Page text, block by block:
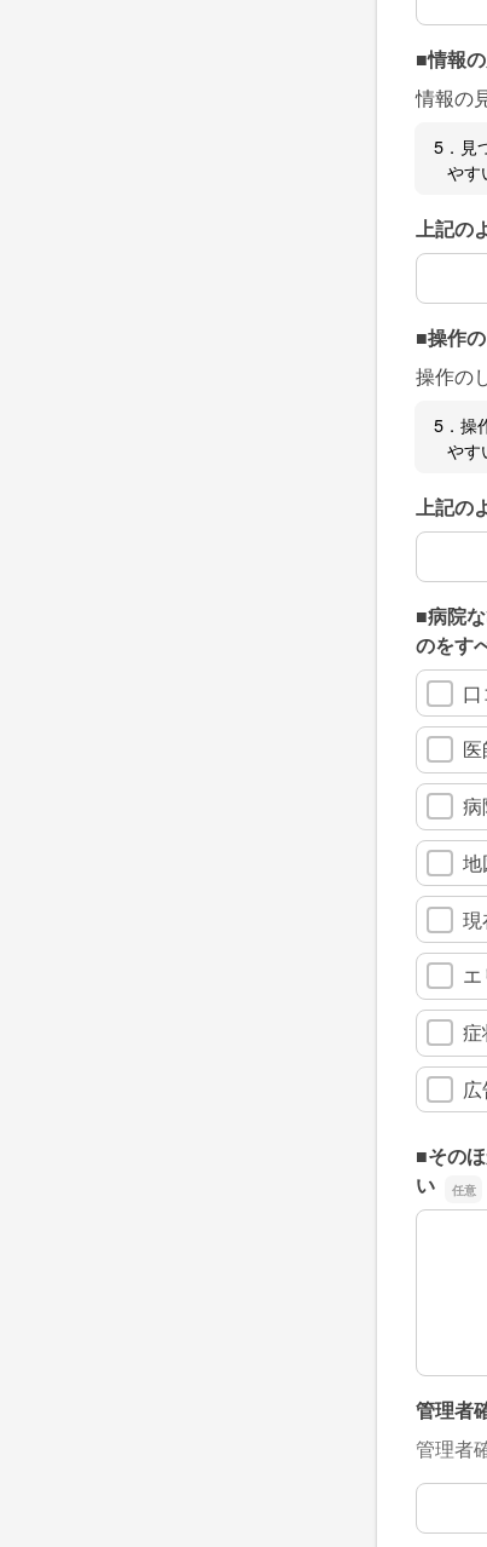
■情報
情報の
5．見
やす
上記の
上記の
■操作
操作の
5．操
やす
上記の
上記の
■病院
のをす
病
地
現
症
■その
い
■その
管理者
管理者
管理者